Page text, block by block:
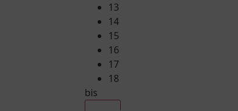
13
14
15
16
17
18
bis